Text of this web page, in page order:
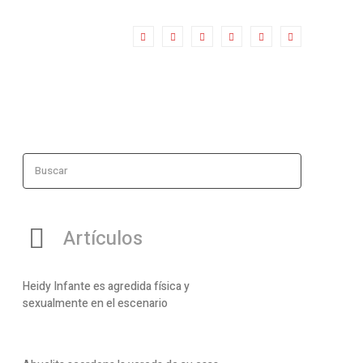
Buscar
Artículos
Heidy Infante es agredida física y
sexualmente en el escenario